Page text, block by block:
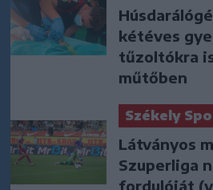
kétéves
tűzoltókra
műtőben
Székely
Látványos
Szuperliga
fordulóját